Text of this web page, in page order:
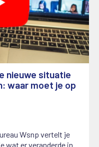
nieuwe situatie
waar moet je op
Wsnp vertelt je
wat er veranderde in